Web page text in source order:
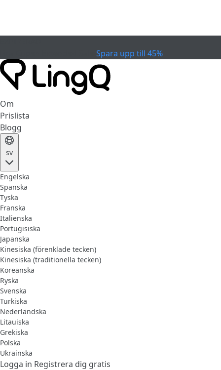
Spara upp till 45%
Om
Prislista
Blogg
sv
Engelska
Spanska
Tyska
Franska
Italienska
Portugisiska
Japanska
Kinesiska (förenklade tecken)
Kinesiska (traditionella tecken)
Koreanska
Ryska
Svenska
Turkiska
Nederländska
Litauiska
Grekiska
Polska
Ukrainska
Logga in Registrera dig gratis